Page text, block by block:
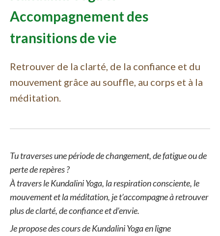
Accompagnement des
transitions de vie
Retrouver de la clarté, de la confiance et du
mouvement grâce au souffle, au corps et à la
méditation.
Tu traverses une période de changement, de fatigue ou de
perte de repères ?
À travers le Kundalini Yoga, la respiration consciente, le
mouvement et la méditation, je t’accompagne à retrouver
plus de clarté, de confiance et d’envie.
Je propose des cours de Kundalini Yoga en ligne